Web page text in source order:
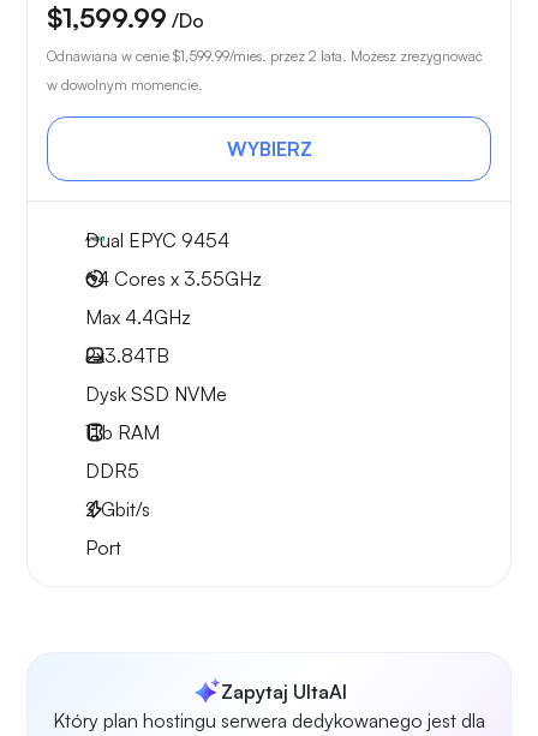
$1,599.99 /Do
Odnawiana w cenie $1,599.99/mies. przez 2 lata. Możesz zrezygnować
w dowolnym momencie.
WYBIERZ
Dual EPYC 9454
64 Cores x 3.55GHz
Max 4.4GHz
2x3.84TB
Dysk SSD NVMe
1Tb RAM
DDR5
2Gbit/s
Port
Zapytaj UltaAI
Który plan hostingu serwera dedykowanego jest dla